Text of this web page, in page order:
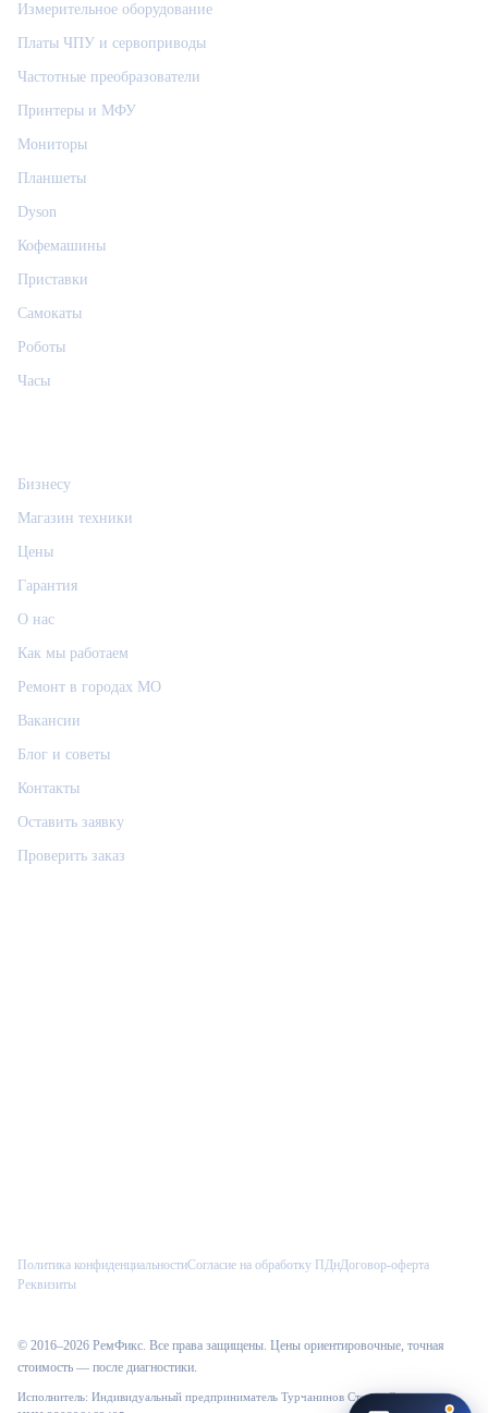
Измерительное оборудование
Платы ЧПУ и сервоприводы
Частотные преобразователи
Принтеры и МФУ
Мониторы
Планшеты
Dyson
Кофемашины
Приставки
Самокаты
Роботы
Часы
Бизнесу
Магазин техники
Цены
Гарантия
О нас
Как мы работаем
Ремонт в городах МО
Вакансии
Блог и советы
Контакты
Оставить заявку
Проверить заказ
Политика конфиденциальностиСогласие на обработку ПДнДоговор-оферта
Реквизиты
© 2016–2026 РемФикс. Все права защищены. Цены ориентировочные, точная
стоимость — после диагностики.
Исполнитель: Индивидуальный предприниматель Турчанинов Степан Сергеевич·
Введите имя, и менеджер сразу увидит его в CRM.